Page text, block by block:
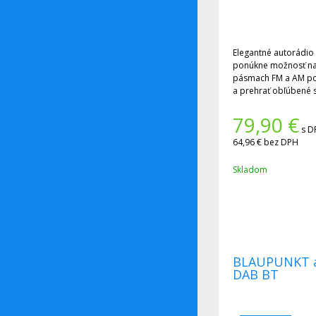
Elegantné
ponúkne možnosť
pásmach FM a AM
a prehrať obľúbené
formáte MP3 alebo
Navyše, vďaka
môžete prehrávať
free sadou.
79,90 € s
64,96 €bez DPH
Skladom
DAB BT